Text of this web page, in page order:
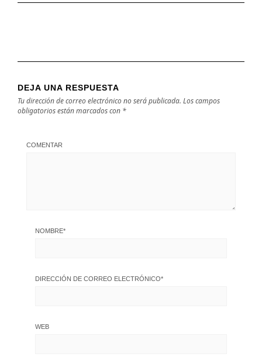
DEJA UNA RESPUESTA
Tu dirección de correo electrónico no será publicada. Los campos
obligatorios están marcados con *
COMENTAR
NOMBRE*
DIRECCIÓN DE CORREO ELECTRÓNICO*
WEB